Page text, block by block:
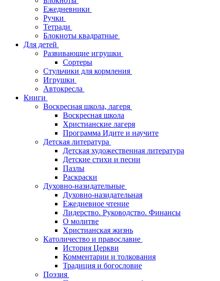
Ежедневники
Ручки
Тетради
Блокноты квадратные
Для детей
Развивающие игрушки
Сортеры
Стульчики для кормления
Игрушки
Автокресла
Книги
Воскресная школа, лагеря
Воскресная школа
Христианские лагеря
Программа Идите и научите
Детская литература
Детская художественная литература
Детские стихи и песни
Пазлы
Раскраски
Духовно-назидательные
Духовно-назидательная
Ежедневное чтение
Лидерство. Руководство. Финансы
О молитве
Христианская жизнь
Католичество и православие
История Церкви
Комментарии и толкования
Традиция и богословие
Поэзия